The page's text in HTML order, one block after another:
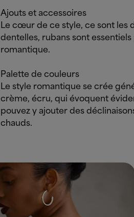
Ajouts et accessoires
Le cœur de ce style, ce sont les
dentelles, rubans sont
romantique.
Palette de couleurs
Le style romantique se crée
crème, écru, qui évoquent
pouvez y ajouter des
chauds.